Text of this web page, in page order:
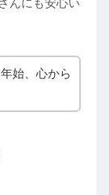
始、心から